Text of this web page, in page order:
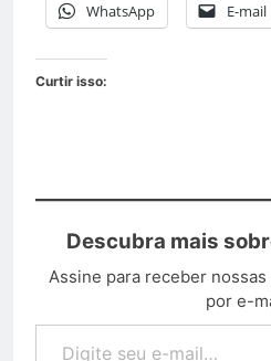
WhatsApp E-mail
Curtir isso:
Descubra mais
Assine para receber
por e-